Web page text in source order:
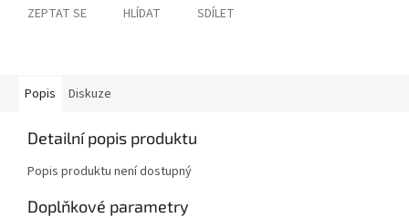
ZEPTAT SE HLÍDAT SDÍLET
Popis Diskuze
Detailní popis produktu
Popis produktu není dostupný
Doplňkové parametry